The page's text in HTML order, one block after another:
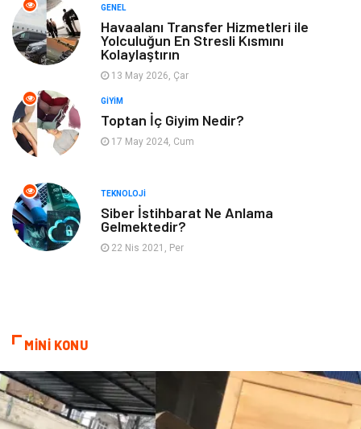
Genel Kültür Tatil
İnternet
Gayrimenkul
Astroloji Müzik
Ev İşleri
Sigorta
GENEL
Havaalanı Transfer Hizmetleri ile
Yolculuğun En Stresli Kısmını
Kolaylaştırın
13 May 2026, Çar
GIYIM
Toptan İç Giyim Nedir?
17 May 2024, Cum
TEKNOLOJI
Siber İstihbarat Ne Anlama
Gelmektedir?
22 Nis 2021, Per
MİNİ KONU